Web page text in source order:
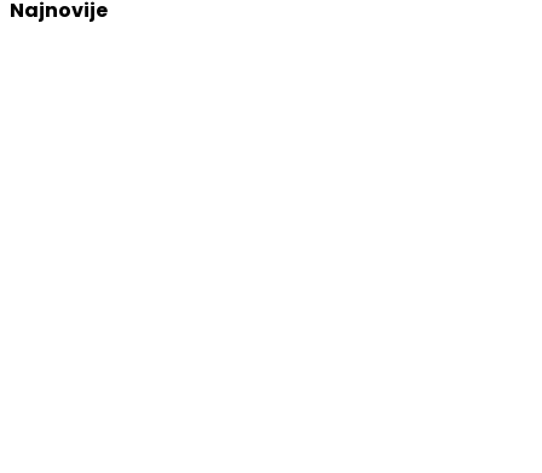
Najnovije